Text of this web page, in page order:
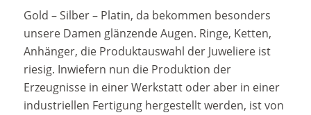
Gold – Silber – Platin, da bekommen besonders
unsere Damen glänzende Augen. Ringe, Ketten,
Anhänger, die Produktauswahl der Juweliere ist
riesig. Inwiefern nun die Produktion der
Erzeugnisse in einer Werkstatt oder aber in einer
industriellen Fertigung hergestellt werden, ist von